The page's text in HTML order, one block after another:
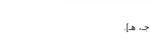
.